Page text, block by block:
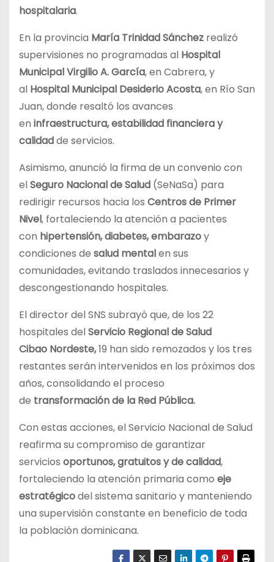
hospitalaria.
En la provincia María Trinidad Sánchez realizó
supervisiones no programadas al Hospital
Municipal Virgilio A. García, en Cabrera, y
al Hospital Municipal Desiderio Acosta, en Río San
Juan, donde resaltó los avances
en infraestructura, estabilidad financiera y
calidadde servicios.
Asimismo, anunció la firma de un convenio con
elSeguro Nacional de Salud (SeNaSa) para
redirigir recursos hacia los Centros de Primer
Nivel, fortaleciendo la atención a pacientes
con hipertensión, diabetes, embarazoy
condiciones de salud mentalen sus
comunidades, evitando traslados innecesarios y
descongestionando hospitales.
El director del SNS subrayó que, de los 22
hospitales delServicio Regional de Salud
Cibao Nordeste,19 han sido remozados y los tres
restantes serán intervenidos en los próximos dos
años, consolidando el proceso
de transformación de la Red Pública.
Con estas acciones, el Servicio Nacional de Salud
reafirma su compromiso de garantizar
servicios oportunos, gratuitos y de calidad,
fortaleciendo la atención primaria como eje
estratégicodel sistema sanitario y manteniendo
una supervisión constante en beneficio de toda
la población dominicana.